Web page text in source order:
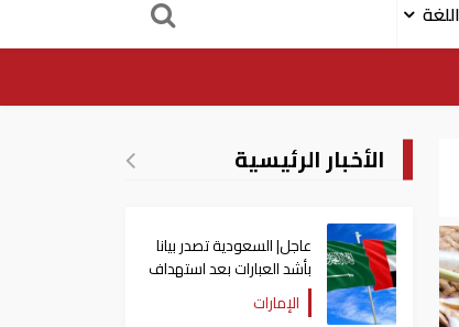
اللغة
الأخبار الرئيسية
عاجل| السعودية تصدر بيانا
بأشد العبارات بعد استهداف
إيران لناقلة إماراتية
الإمارات